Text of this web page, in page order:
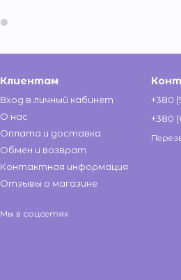
Клиентам
Вход в личный кабинет
О нас
Оплата и доставка
Обмен и возврат
Контактная информация
Отзывы о магазине
Мы в соцсетях
+380
+380